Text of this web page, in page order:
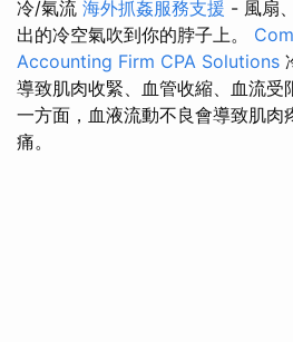
冷/氣流 海外抓姦服務支援 - 風扇
出的冷空氣吹到你的脖子上。
Accounting Firm CPA Solutions
導致肌肉收緊、血管收縮、血流受
一方面，血液流動不良會導致肌肉
痛。